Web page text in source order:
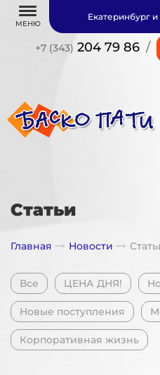
МЕНЮ
+7 (343) 204 79 86 /
Екатеринбург
Статьи
Главная Новости
Все ЦЕНА ДНЯ!
Новые поступления
Корпоративная жизнь